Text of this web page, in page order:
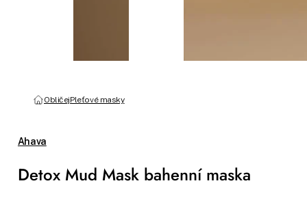
ObličejPleťové masky
Ahava
Detox Mud Mask bahenní maska